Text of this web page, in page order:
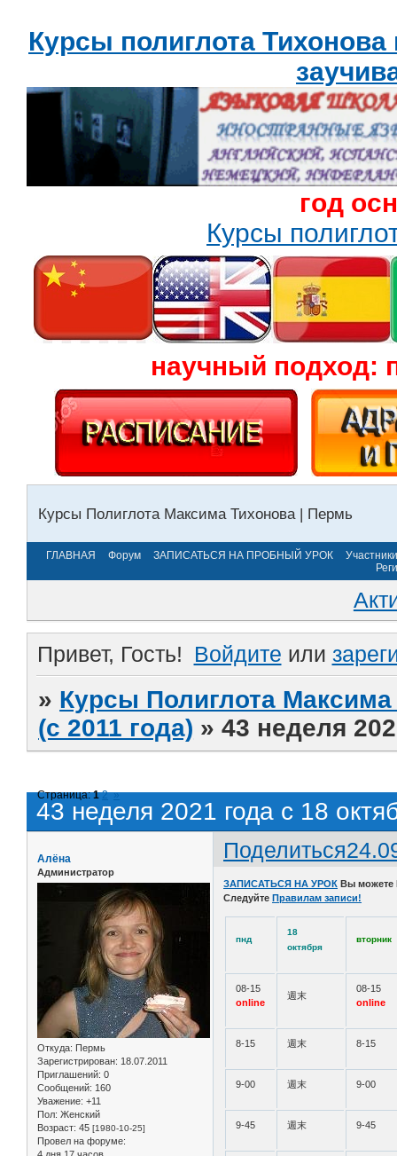
Курсы полиглота
год
Курсы
научный подход:
Курсы Полиглота Максима Тихонова | Пермь
ГЛАВНАЯ Форум ЗАПИСАТЬСЯ НА ПРОБНЫЙ УРОК
Участники
Привет, Гость! Войдите или
» Курсы Полиглота
(с 2011 года) »43 неделя
43 неделя 2021 года с 18
Страница:1 2 »
Поделиться
Алёна
Администратор
Откуда: Пермь
Зарегистрирован: 18.07.2011
Приглашений: 0
Сообщений: 160
Уважение: +11
Пол: Женский
Возраст: 45 [1980-10-25]
Провел на форуме:
ЗАПИСАТЬСЯ НА УРОК Вы
Следуйте Правилам записи!
пнд
18
октября
вторник
08-15
online
週末
08-15
online
8-15 週末 8-15
9-00 週末 9-00
9-45 週末 9-45